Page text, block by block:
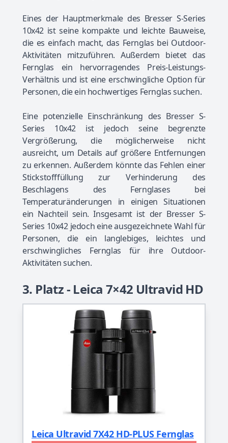
Eines der Hauptmerkmale des Bresser S-Series
10x42 ist seine kompakte und leichte Bauweise,
die es einfach macht, das Fernglas bei Outdoor-
Aktivitäten mitzuführen. Außerdem bietet das
Fernglas ein hervorragendes Preis-Leistungs-
Verhältnis und ist eine erschwingliche Option für
Personen, die ein hochwertiges Fernglas suchen.
Eine potenzielle Einschränkung des Bresser S-
Series 10x42 ist jedoch seine begrenzte
Vergrößerung, die möglicherweise nicht
ausreicht, um Details auf größere Entfernungen
zu erkennen. Außerdem könnte das Fehlen einer
Stickstofffüllung zur Verhinderung des
Beschlagens des Fernglases bei
Temperaturänderungen in einigen Situationen
ein Nachteil sein. Insgesamt ist der Bresser S-
Series 10x42 jedoch eine ausgezeichnete Wahl für
Personen, die ein langlebiges, leichtes und
erschwingliches Fernglas für ihre Outdoor-
Aktivitäten suchen.
3. Platz - Leica 7×42 Ultravid HD
Leica Ultravid 7X42 HD-PLUS Fernglas